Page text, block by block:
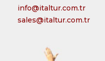
info@italtur.com.tr
sales@italtur.com.tr